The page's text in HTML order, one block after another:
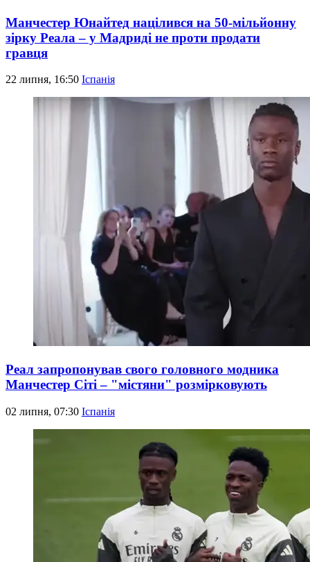
Манчестер Юнайтед націлився на 50-мільйонну
зірку Реала – у Мадриді не проти продати
гравця
22 липня, 16:50 Іспанія
Реал запропонував свого головного модника
Манчестер Сіті – "містяни" розмірковують
02 липня, 07:30 Іспанія